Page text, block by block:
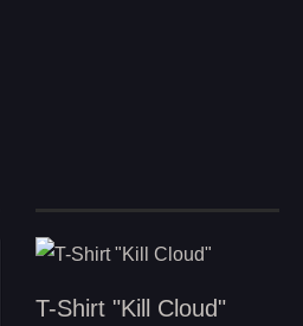
T-Shirt "Kill Cloud"